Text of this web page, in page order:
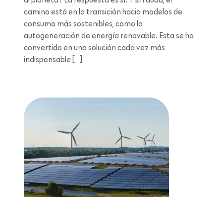
camino está en la transición hacia modelos de
consumo más sostenibles, como la
autogeneración de energía renovable. Esta se ha
convertido en una solución cada vez más
indispensable […]